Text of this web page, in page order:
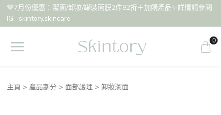
🤎7月份優惠：潔面/卸妝/罐裝面膜2件82折＋加購產品✨詳情請參閱
IG : skintory.skincare
0
主頁 產品劃分 面部護理 卸妝潔面